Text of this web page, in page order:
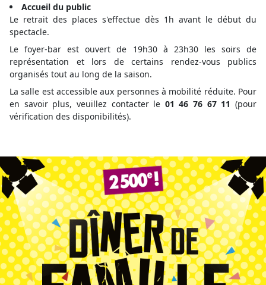
Accueil du public
Le retrait des places s'effectue dès 1h avant le début du
spectacle.
Le foyer-bar est ouvert de 19h30 à 23h30 les soirs de
représentation et lors de certains rendez-vous publics
organisés tout au long de la saison.
La salle est accessible aux personnes à mobilité réduite. Pour
en savoir plus, veuillez contacter le 01 46 76 67 11 (pour
vérification des disponibilités).